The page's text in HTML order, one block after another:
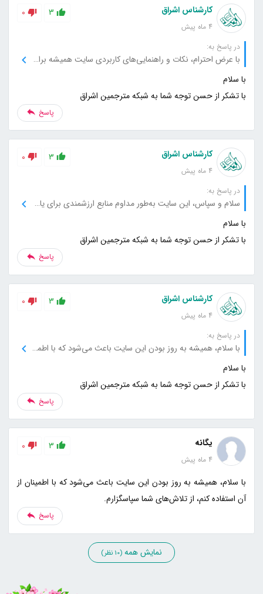
کارشناس اشراق
4 ماه پیش
3
0
در پاسخ به:
با عرض احترام، نکات و راهنمایی‌های کاربردی سایت همیشه برای من مفید بوده است، از شما بابت این خدمات عالی تشکر می‌کنم.
با تشکر از حسن توجه شما به شبکه مترجمین اشراق
پاسخ
کارشناس اشراق
4 ماه پیش
3
0
در پاسخ به:
سلام و سپاس، این سایت به‌طور مداوم منابع ارزشمندی برای یادگیری و تحقیق فراهم می‌کند، برای این حمایت‌ها بسیار ممنونم.
با تشکر از حسن توجه شما به شبکه مترجمین اشراق
پاسخ
کارشناس اشراق
4 ماه پیش
3
0
در پاسخ به:
با سلام، همیشه به روز بودن این سایت باعث می‌شود که با اطمینان از آن استفاده کنم، از تلاش‌های شما سپاسگزارم.
با تشکر از حسن توجه شما به شبکه مترجمین اشراق
پاسخ
یگانه
4 ماه پیش
3
0
با سلام، همیشه به روز بودن این سایت باعث می‌شود که با اطمینان از
آن استفاده کنم، از تلاش‌های شما سپاسگزارم.
پاسخ
نمایش همه (10 نظر)